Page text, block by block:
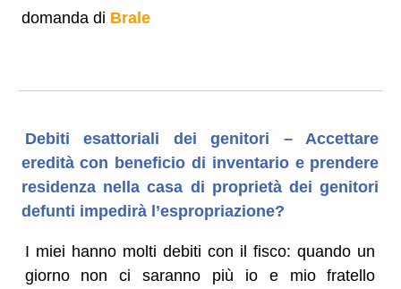
domanda di Brale
Debiti esattoriali dei genitori – Accettare
eredità con beneficio di inventario e prendere
residenza nella casa di proprietà dei genitori
defunti impedirà l’espropriazione?
I miei hanno molti debiti con il fisco: quando un
giorno non ci saranno più io e mio fratello